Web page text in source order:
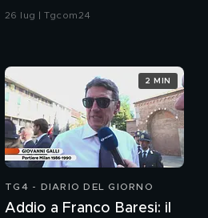
26 lug | Tgcom24
TG4 - DIARIO DEL GIORNO
Addio a Franco Baresi: il
2 MIN